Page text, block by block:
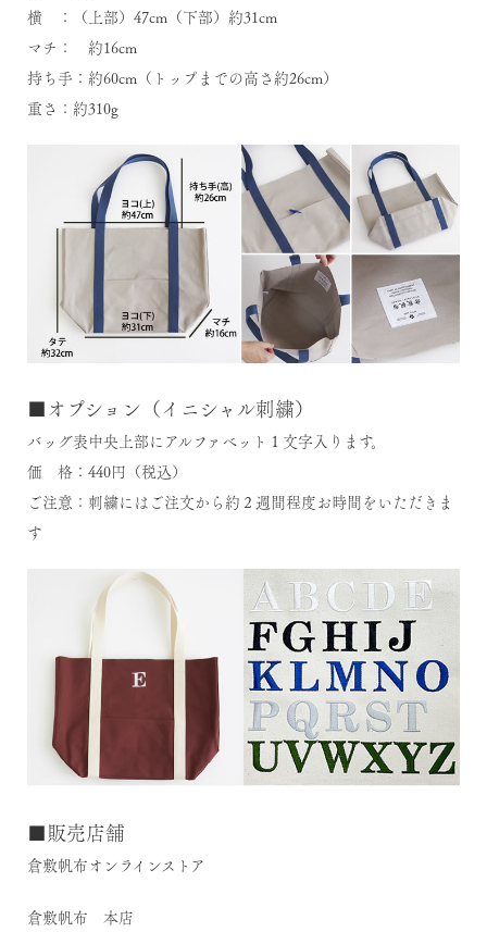
横 ：（上部）47cm（下部）約31cm
マチ： 約16cm
持ち手：約60cm（トップまでの高さ約26cm）
重さ：約310g
■オプション（イニシャル刺繍）
バッグ表中央上部にアルファベット１文字入ります。
価 格：440円（税込）
ご注意：刺繍にはご注文から約２週間程度お時間をいただきま
す
■販売店舗
倉敷帆布オンラインストア
倉敷帆布 本店